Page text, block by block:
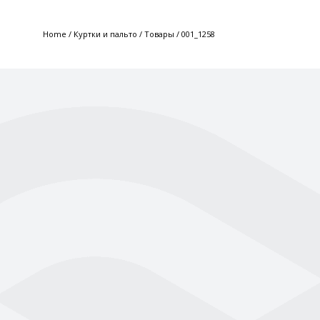
Home / Куртки и пальто / Товары / 001_1258